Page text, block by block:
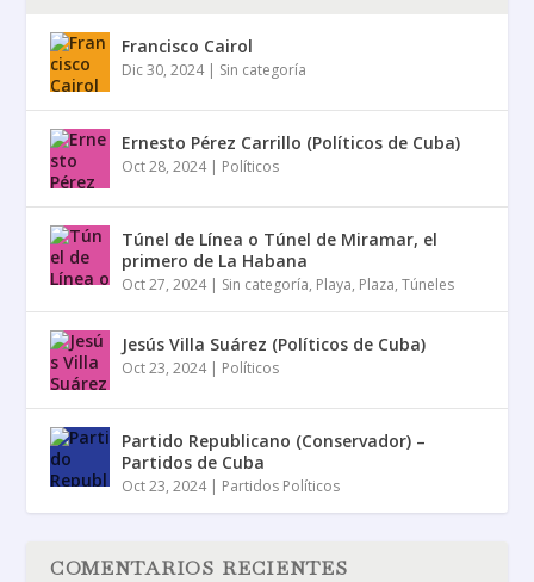
Francisco Cairol
Dic 30, 2024| Sin categoría
Ernesto Pérez Carrillo (Políticos de Cuba)
Oct 28, 2024| Políticos
Túnel de Línea o Túnel de Miramar, el
primero de La Habana
Oct 27, 2024| Sin categoría, Playa, Plaza,Túneles
Jesús Villa Suárez (Políticos de Cuba)
Oct 23, 2024| Políticos
Partido Republicano (Conservador) –
Partidos de Cuba
Oct 23, 2024| Partidos Políticos
COMENTARIOS RECIENTES